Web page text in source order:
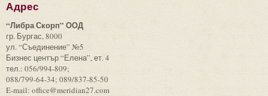
Адрес
“Либра Скорп” ООД
гр. Бургас, 8000
ул. “Съединение” №5
Бизнес център “Елена”, ет. 4
тел.: 056/994-809;
088/799-64-34; 089/837-85-50
E-mail: office@meridian27.com